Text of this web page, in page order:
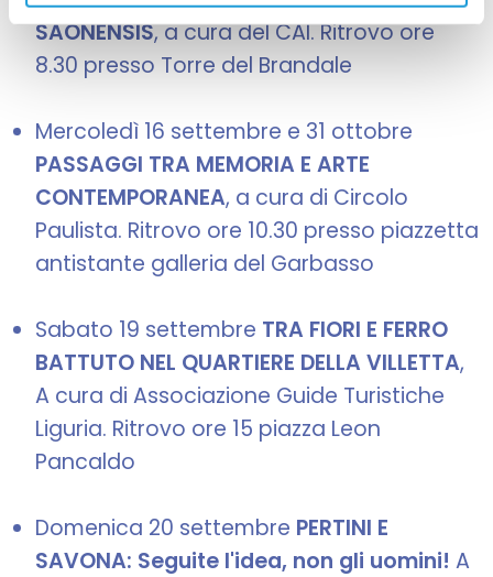
SAONENSIS, a cura del CAI. Ritrovo ore
8.30 presso Torre del Brandale
Mercoledì 16 settembre e 31 ottobre
PASSAGGI TRA MEMORIA E ARTE
CONTEMPORANEA, a cura di Circolo
Paulista. Ritrovo ore 10.30 presso piazzetta
antistante galleria del Garbasso
Sabato 19 settembre TRA FIORI E FERRO
BATTUTO NEL QUARTIERE DELLA VILLETTA,
A cura di Associazione Guide Turistiche
Liguria. Ritrovo ore 15 piazza Leon
Pancaldo
Domenica 20 settembre PERTINI E
SAVONA: Seguite l'idea, non gli uomini! A